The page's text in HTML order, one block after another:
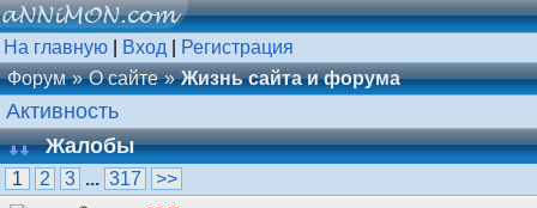
На главную Вход
Регистрация
Форум
О сайте Жизнь сайта и форума
Активность
Жалобы
1 2 3 ... 317
>>